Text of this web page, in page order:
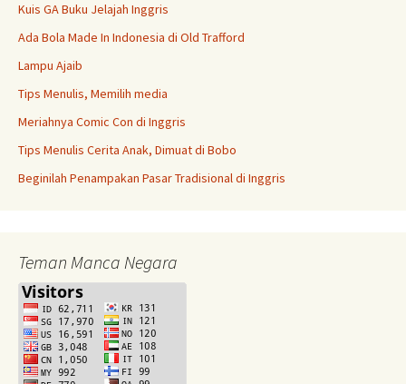
Kuis GA Buku Jelajah Inggris
Ada Bola Made In Indonesia di Old Trafford
Lampu Ajaib
Tips Menulis, Memilih media
Meriahnya Comic Con di Inggris
Tips Menulis Cerita Anak, Dimuat di Bobo
Beginilah Penampakan Pasar Tradisional di Inggris
Teman Manca Negara